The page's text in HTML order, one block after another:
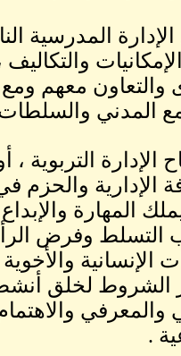
الإدارة المدرسية
والتعاون معهم
المدني
الإدارة
الإدارية
المهارة
التسلط وفرض
الإنسانية
الشروط لخلق
والمعرفي
.